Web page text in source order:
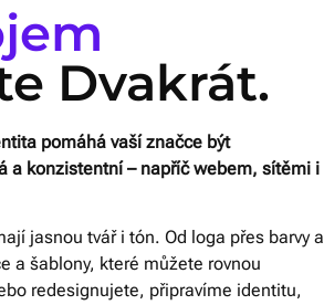
Dvakrát.
pomáhá vaší značce být
a konzistentní – napříč webem, sítěmi i
jasnou tvář i tón. Od loga přes barvy a
a šablony, které můžete rovnou
redesignujete, připravíme identitu,